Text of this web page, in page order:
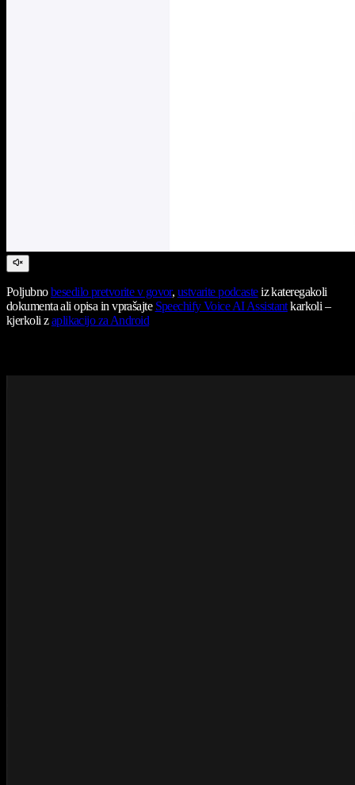
Poljubnobesedilo pretvorite v govor, ustvarite podcasteiz kateregakoli
dokumenta ali opisa in vprašajte Speechify Voice AI Assistantkarkoli –
kjerkoli zaplikacijo za Android